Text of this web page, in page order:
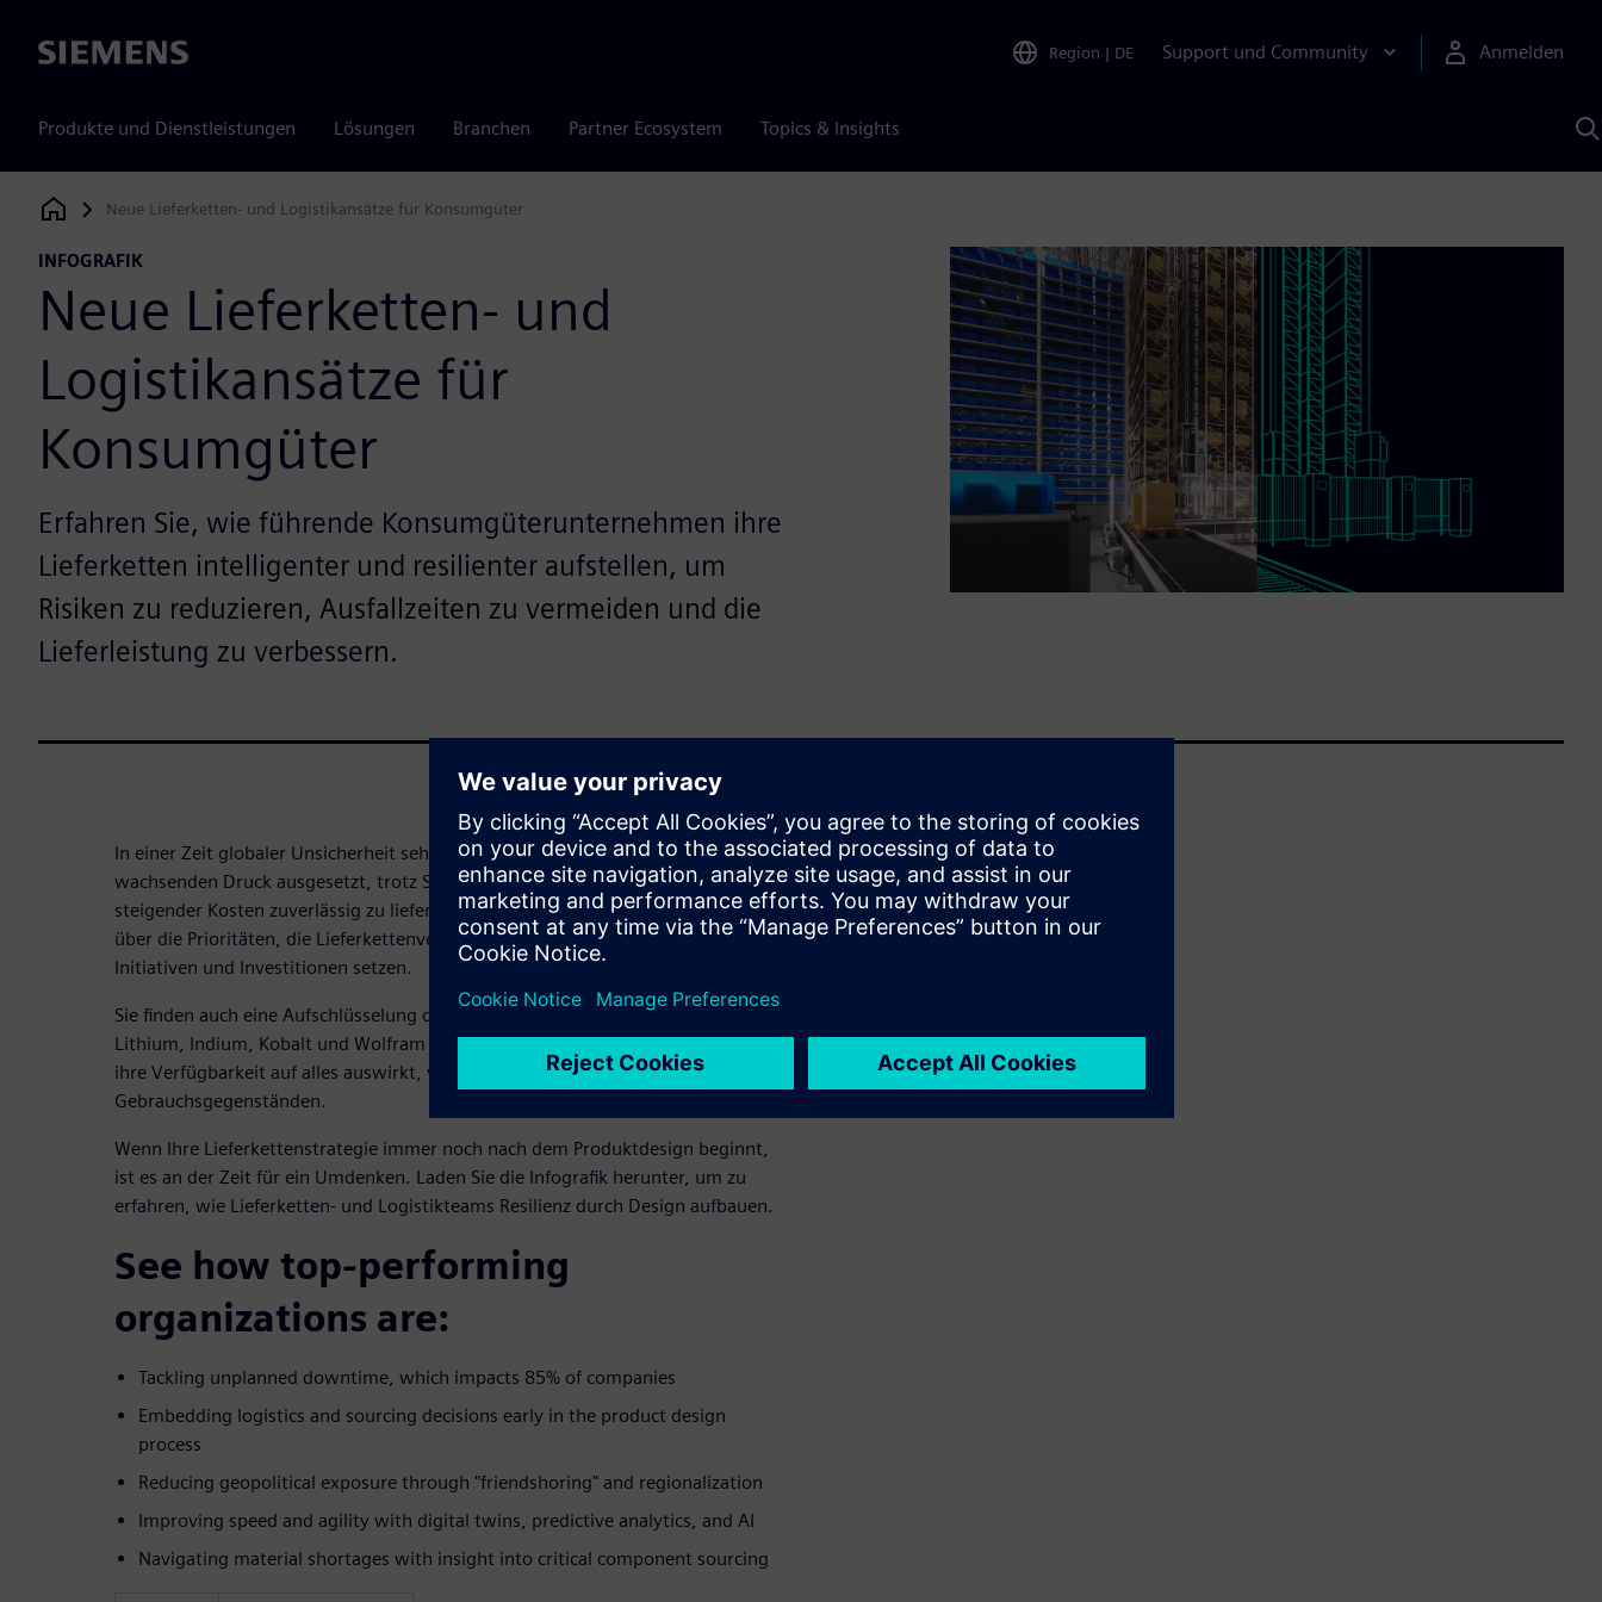
Siemens Region | DE Support und Community Anmelden
Produkte und Dienstleistungen Lösungen Branchen Partner Ecosystem Topics & Insights
KI
Siemens Digital Industries Software
Neue Lieferketten- und Logistikansätze für Konsumgüter
INFOGRAFIK
Neue Lieferketten- und
Logistikansätze für
Konsumgüter
Erfahren Sie, wie führende Konsumgüterunternehmen ihre
Lieferketten intelligenter und resilienter aufstellen, um
Risiken zu reduzieren, Ausfallzeiten zu vermeiden und die
Lieferleistung zu verbessern.
In einer Zeit globaler Unsicherheit sehen sich Konsumgüterunternehmen einem
wachsenden Druck ausgesetzt, trotz Störungen, Beschaffungsrisiken und
steigender Kosten zuverlässig zu liefern. Diese Infografik bietet einen Überblick
über die Prioritäten, die Lieferkettenverantwortliche bei der Planung von
Initiativen und Investitionen setzen.
Sie finden auch eine Aufschlüsselung darüber, wo wichtige Materialien — wie
Lithium, Indium, Kobalt und Wolfram — weltweit bezogen werden und wie sich
ihre Verfügbarkeit auf alles auswirkt, von Smartphones bis hin zu alltäglichen
Gebrauchsgegenständen.
Wenn Ihre Lieferkettenstrategie immer noch nach dem Produktdesign beginnt,
ist es an der Zeit für ein Umdenken. Laden Sie die Infografik herunter, um zu
erfahren, wie Lieferketten- und Logistikteams Resilienz durch Design aufbauen.
See how top-performing
organizations are:
Tackling unplanned downtime, which impacts 85% of companies
Embedding logistics and sourcing decisions early in the product design
process
Reducing geopolitical exposure through "friendshoring" and regionalization
Improving speed and agility with digital twins, predictive analytics, and AI
Navigating material shortages with insight into critical component sourcing